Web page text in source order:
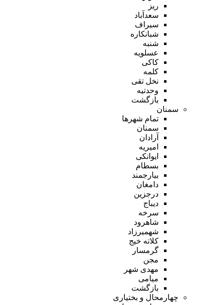
ریز
سعدآباد
سیراف
شبانکاره
شنبه
عسلویه
کاکی
کلمه
نخل تقی
وحدتیه
بازگشت
سمنان
تمام شهر‌ها
سمنان
آرادان
امیریه
ایوانکی
بسطام
بیارجمند
دامغان
درجزین
دیباج
سرخه
شاهرود
شهمیرزاد
کلاته خیج
گرمسار
مجن
مهدی شهر
میامی
بازگشت
چهارمحال و بختیاری